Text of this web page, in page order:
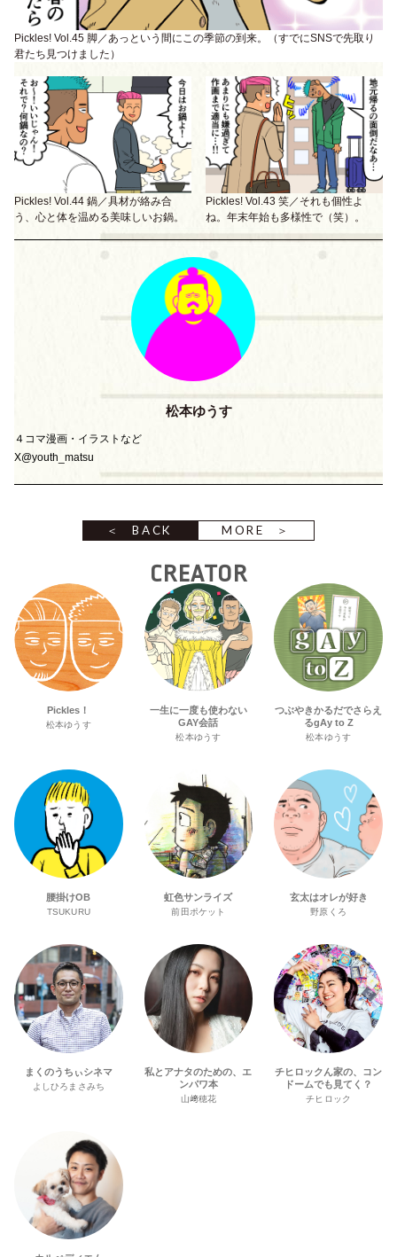
Pickles! Vol.45 脚／あっという間にこの季節の到来。（すでにSNSで先取り
君たち見つけました）
Pickles! Vol.44 鍋／具材が絡み合
う、心と体を温める美味しいお鍋。
Pickles! Vol.43 笑／それも個性よ
ね。年末年始も多様性で（笑）。
松本ゆうす
４コマ漫画 ・ イラストなど
X@youth_matsu
BACK MORE
CREATOR
Pickles！
松本ゆうす
一生に一度も使わない
GAY会話
松本ゆうす
つぶやきかるだでさらえ
るgAy to Z
松本ゆうす
腰掛けOB
TSUKURU
虹色サンライズ
前田ポケット
玄太はオレが好き
野原くろ
まくのうちぃシネマ
よしひろまさみち
私とアナタのための、エ
ンパワ本
山﨑穂花
チヒロックん家の、コン
ドームでも見てく？
チヒロック